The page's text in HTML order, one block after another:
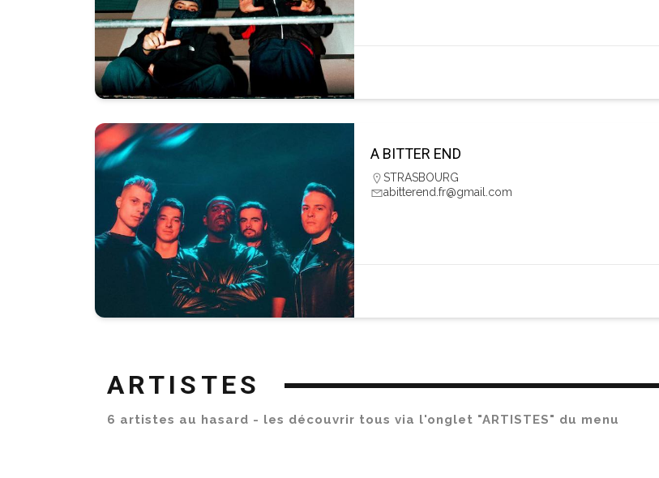
A BITTER END
STRASBOURG
abitterend.fr@gmail.com
ARTISTES
6 artistes au hasard - les découvrir tous via l'onglet "ARTISTES" du menu